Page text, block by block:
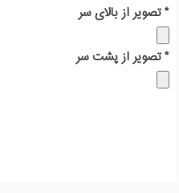
*تصویر از بالای سر
*تصویر از پشت سر